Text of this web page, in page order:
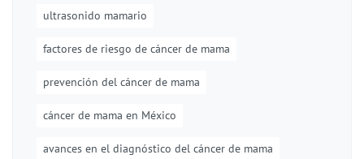
ultrasonido mamario
factores de riesgo de cáncer de mama
prevención del cáncer de mama
cáncer de mama en México
avances en el diagnóstico del cáncer de mama